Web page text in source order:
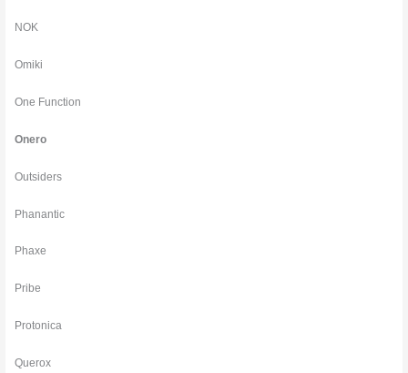
NOK
Omiki
One Function
Onero
Outsiders
Phanantic
Phaxe
Pribe
Protonica
Querox